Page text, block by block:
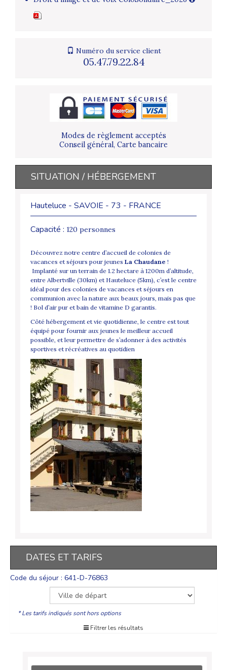
Numéro du service client
05.47.79.22.84
Modes de règlement acceptés
Conseil général, Carte bancaire
SITUATION / HÉBERGEMENT
Hauteluce - SAVOIE - 73 - FRANCE
Capacité : 120 personnes
Découvrez notre centre d’accueil de colonies de
vacances et séjours pour jeunes La Chaudane !
Implanté sur un terrain de 1.2 hectare à 1200m d’altitude,
entre Albertville (30km) et Hauteluce (5km), c’est le centre
idéal pour des colonies de vacances et séjours en
communion avec la nature aux beaux jours, mais pas que
! Bol d’air pur et bain de vitamine D garantis.
Côté hébergement et vie quotidienne, le centre est tout
équipé pour fournir aux jeunes le meilleur accueil
possible, et leur permettre de s’adonner à des activités
sportives et récréatives au quotidien
DATES ET TARIFS
Code du séjour : 641-D-76863
* Les tarifs indiqués sont hors options
Filtrer les résultats